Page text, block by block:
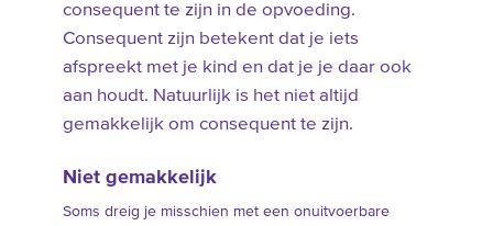
consequent te zijn in de opvoeding.
Consequent zijn betekent dat je iets
afspreekt met je kind en dat je je daar ook
aan houdt. Natuurlijk is het niet altijd
gemakkelijk om consequent te zijn.
Niet gemakkelijk
Soms dreig je misschien met een onuitvoerbare